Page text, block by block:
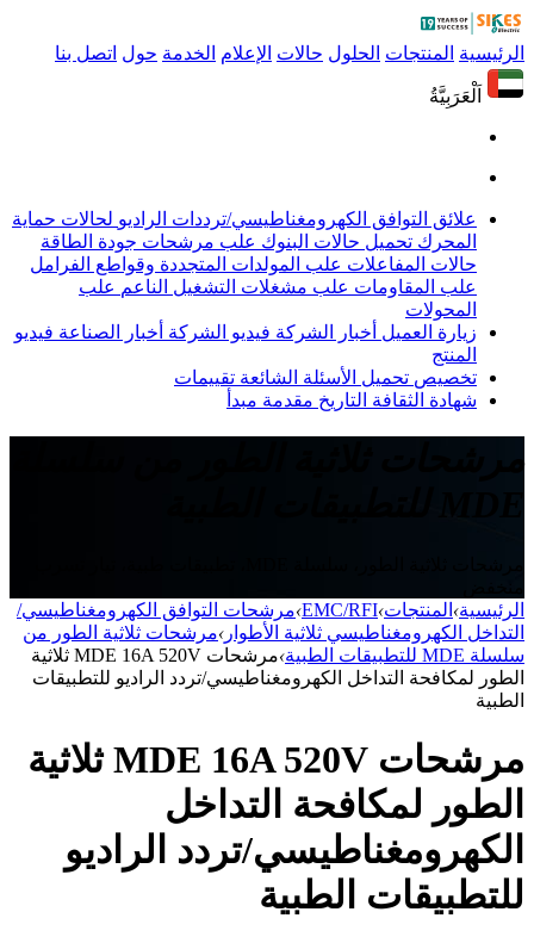
الرئيسية المنتجات الحلول حالات الإعلام الخدمة حول اتصل بنا
اَلْعَرَبِيَّةُ
علائق التوافق الكهرومغناطيسي/ترددات الراديو لحالات حماية
المحرك تحميل حالات البنوك علب مرشحات جودة الطاقة
حالات المفاعلات علب المولدات المتجددة وقواطع الفرامل
علب المقاومات علب مشغلات التشغيل الناعم علب
المحولات
زيارة العميل أخبار الشركة فيديو الشركة أخبار الصناعة فيديو
المنتج
تخصيص تحميل الأسئلة الشائعة تقييمات
شهادة الثقافة التاريخ مقدمة مبدأ
الرئيسية› المنتجات›
EMC/RFI
›مرشحات التوافق الكهرومغناطيسي/
التداخل الكهرومغناطيسي ثلاثية الأطوار ›مرشحات ثلاثية الطور من
سلسلة MDE للتطبيقات الطبية
›
مرشحات MDE 16A 520V ثلاثية
الطور لمكافحة التداخل الكهرومغناطيسي/تردد الراديو للتطبيقات
الطبية
مرشحات MDE 16A 520V ثلاثية
الطور لمكافحة التداخل
الكهرومغناطيسي/تردد الراديو
للتطبيقات الطبية